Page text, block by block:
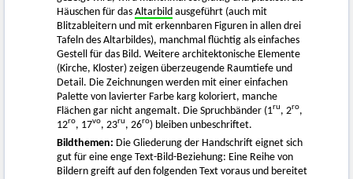
Häuschen für das Altarbild ausgeführt (auch mit
Blitzableitern und mit erkennbaren Figuren in allen drei
Tafeln des Altarbildes), manchmal flüchtig als einfaches
Gestell für das Bild. Weitere architektonische Elemente
(Kirche, Kloster) zeigen überzeugende Raumtiefe und
Detail. Die Zeichnungen werden mit einer einfachen
Palette von lavierter Farbe karg koloriert, manche
Flächen gar nicht angemalt. Die Spruchbänder (1ru, 2ro,
12ro, 17vo, 23ru, 26ro) bleiben unbeschriftet.
Bildthemen: Die Gliederung der Handschrift eignet sich
gut für eine enge Text-Bild-Beziehung: Eine Reihe von
Bildern greift auf den folgenden Text voraus und bereitet